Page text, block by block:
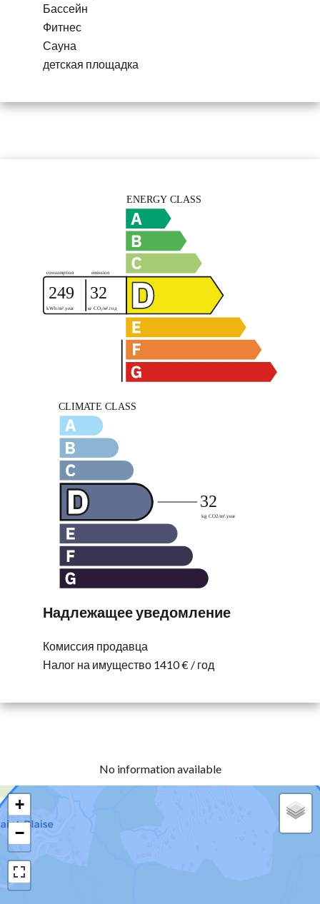
Бассейн
Фитнес
Сауна
детская площадка
Надлежащее уведомление
Комиссия продавца
Налог на имущество 1410 € / год
No information available
+
−